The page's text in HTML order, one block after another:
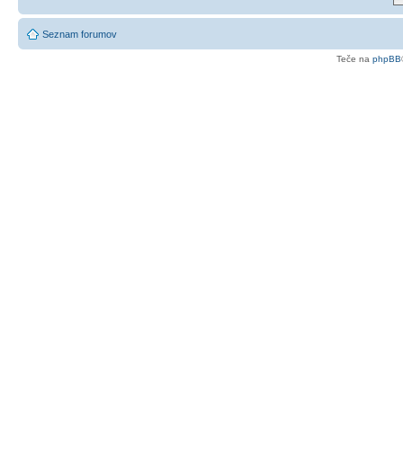
Seznam forumov
Teče na phpBB